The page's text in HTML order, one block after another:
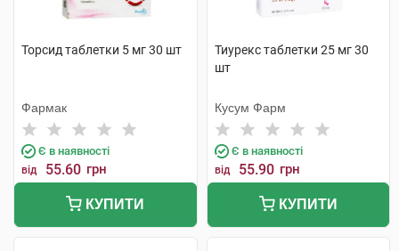
Торсид таблетки 5 мг 30 шт
Фармак
Є в наявності
від 55.60 грн
КУПИТИ
Тиурекс таблетки 25 мг 30
шт
Кусум Фарм
Є в наявності
від 55.90 грн
КУПИТИ